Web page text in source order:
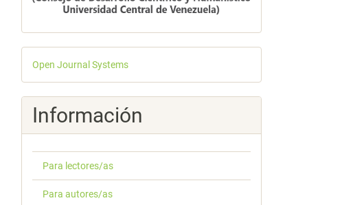
Desarrollado
por
Open Journal Systems
Información
Para lectores/as
Para autores/as